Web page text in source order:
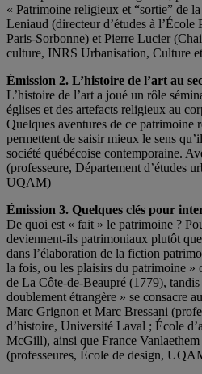
« Patrimoine religieux et “sortie” de
Leniaud (directeur d’études à l’École
Paris-Sorbonne) et Pierre Lucier
culture, INRS Urbanisation, Culture
Émission 2. L’histoire de l’art au
L’histoire de l’art a joué un rôle
églises et des artefacts religieux au
Quelques aventures de ce patrimoine
permettent de saisir mieux le sens
société québécoise contemporaine.
(professeure, Département d’études
UQAM)
Émission 3. Quelques clés pour
De quoi est « fait » le patrimoine ?
deviennent-ils patrimoniaux plutôt
dans l’élaboration de la fiction
la fois, ou les plaisirs du patrimoine »
de La Côte-de-Beaupré (1779),
doublement étrangère » se consacre
Marc Grignon et Marc Bressani
d’histoire, Université Laval ; École
McGill), ainsi que France Vanlaethem
(professeures, École de design,